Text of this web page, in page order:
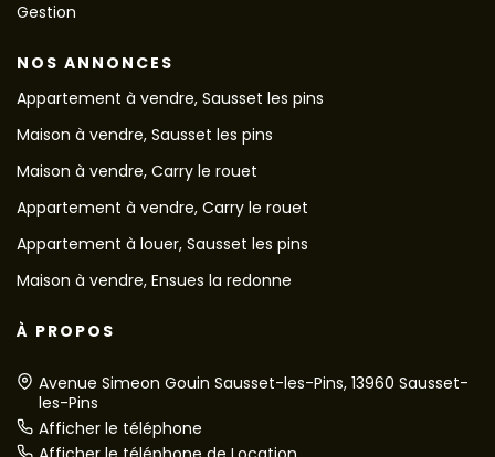
Gestion
NOS ANNONCES
Appartement à vendre, Sausset les pins
Maison à vendre, Sausset les pins
Maison à vendre, Carry le rouet
Appartement à vendre, Carry le rouet
Appartement à louer, Sausset les pins
Maison à vendre, Ensues la redonne
À PROPOS
Avenue Simeon Gouin Sausset-les-Pins, 13960 Sausset-
les-Pins
Afficher le téléphone